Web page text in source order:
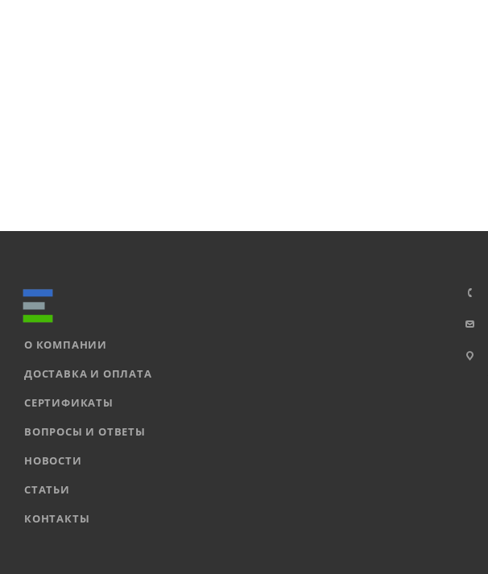
О КОМПАНИИ
ДОСТАВКА И ОПЛАТА
СЕРТИФИКАТЫ
ВОПРОСЫ И ОТВЕТЫ
НОВОСТИ
СТАТЬИ
КОНТАКТЫ